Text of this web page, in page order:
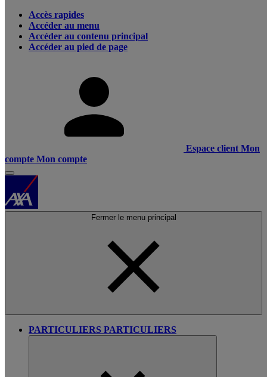
Accès rapides
Accéder au menu
Accéder au contenu principal
Accéder au pied de page
Espace client Mon
compte Mon compte
Fermer le menu principal
PARTICULIERS PARTICULIERS